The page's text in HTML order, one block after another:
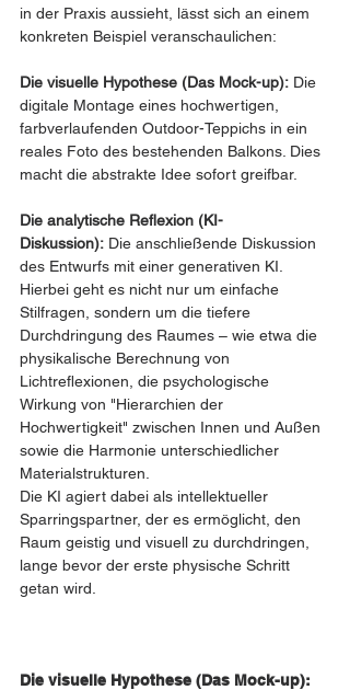
in der Praxis aussieht, lässt sich an einem
konkreten Beispiel veranschaulichen:
Die visuelle Hypothese (Das Mock-up): Die
digitale Montage eines hochwertigen,
farbverlaufenden Outdoor-Teppichs in ein
reales Foto des bestehenden Balkons. Dies
macht die abstrakte Idee sofort greifbar.
Die analytische Reflexion (KI-
Diskussion): Die anschließende Diskussion
des Entwurfs mit einer generativen KI.
Hierbei geht es nicht nur um einfache
Stilfragen, sondern um die tiefere
Durchdringung des Raumes – wie etwa die
physikalische Berechnung von
Lichtreflexionen, die psychologische
Wirkung von "Hierarchien der
Hochwertigkeit" zwischen Innen und Außen
sowie die Harmonie unterschiedlicher
Materialstrukturen.
Die KI agiert dabei als intellektueller
Sparringspartner, der es ermöglicht, den
Raum geistig und visuell zu durchdringen,
lange bevor der erste physische Schritt
getan wird.
Die visuelle Hypothese (Das Mock-up):